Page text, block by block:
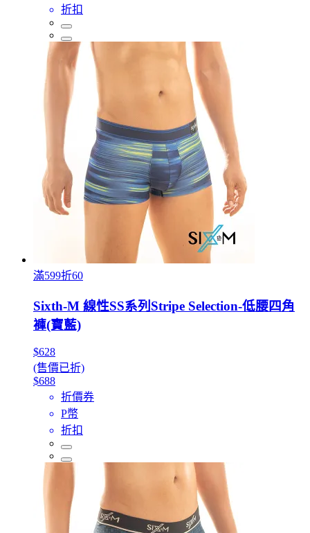
折扣
滿599折60
Sixth-M 線性SS系列Stripe Selection-低腰四角
褲(寶藍)
$628
(售價已折)
$688
折價券
P幣
折扣